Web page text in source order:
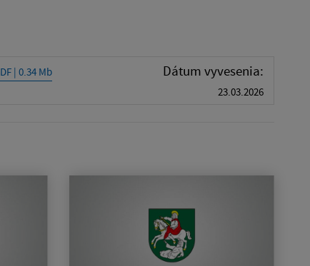
| 0.34 Mb Dátum vyvesenia:
23.03.2026